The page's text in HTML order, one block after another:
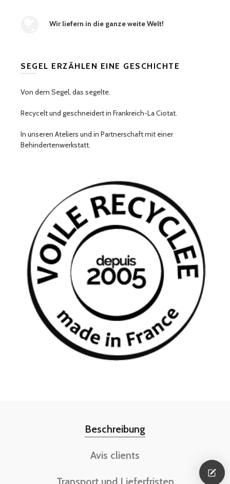
Wir liefern in die ganze weite Welt!
SEGEL ERZÄHLEN EINE GESCHICHTE
Von dem Segel, das segelte.
Recycelt und geschneidert in Frankreich-La Ciotat.
In unseren Ateliers und in Partnerschaft mit einer
Behindertenwerkstatt.
Beschreibung
Avis clients
Transport und Lieferfristen